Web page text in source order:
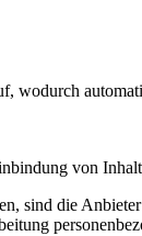
wodurch
von
sind die